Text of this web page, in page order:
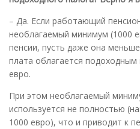
– Да. Если работающий
необлагаемый минимум (1000
пенсии, пусть даже она
плата облагается
евро.
При этом необлагаемый
используется не полностью
1000 евро), что и приводит к